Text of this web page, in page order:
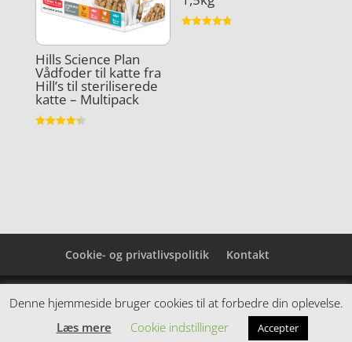
Hills Science Plan
Vådfoder til katte fra
Hill’s til steriliserede
katte – Multipack
Cookie- og privatlivspolitik Kontakt
Denne hjemmeside samler et bredt udvalg af
spændende varer. Siden er et affiiliatesite, og nogle
links kan være affiliatelinks.
Denne hjemmeside bruger cookies til at forbedre din oplevelse.
Læs mere
Cookie indstillinger Accepter